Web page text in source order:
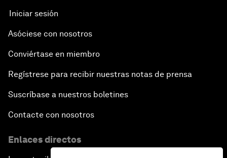
Iniciar sesión
Asóciese con nosotros
Conviértase en miembro
Regístrese para recibir nuestras notas de prensa
Suscríbase a nuestros boletines
Contacte con nosotros
Enlaces directos